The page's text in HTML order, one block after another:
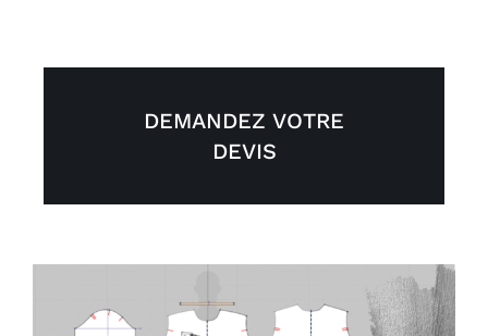
DEMANDEZ VOTRE
DEVIS